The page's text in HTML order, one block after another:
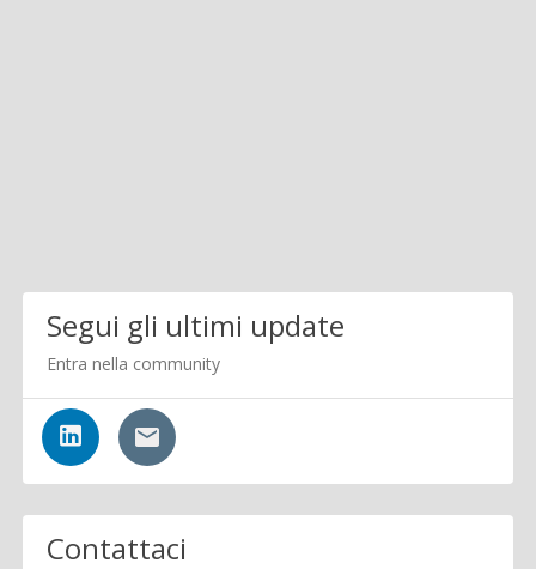
Segui gli ultimi update
Entra nella community
Contattaci